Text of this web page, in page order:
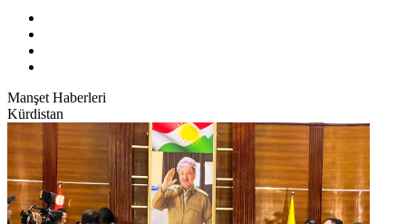
Manşet Haberleri
Kürdistan